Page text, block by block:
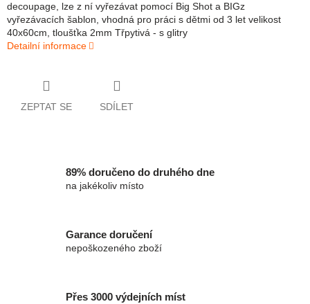
decoupage, lze z ní vyřezávat pomocí Big Shot a BIGz
vyřezávacích šablon, vhodná pro práci s dětmi od 3 let velikost
40x60cm, tloušťka 2mm Třpytivá - s glitry
Detailní informace
ZEPTAT SE SDÍLET
89% doručeno do druhého dne
na jakékoliv místo
Garance doručení
nepoškozeného zboží
Přes 3000 výdejních míst